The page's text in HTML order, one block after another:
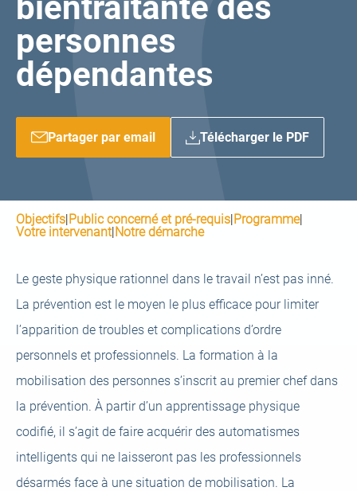
personnes
dépendantes
Partager par email Télécharger le PDF
Objectifs|Public concerné et pré-requis|Programme|
Votre intervenant|Notre démarche
Le geste physique rationnel dans le travail n’est pas inné.
La prévention est le moyen le plus efficace pour limiter
l’apparition de troubles et complications d’ordre
personnels et professionnels. La formation à la
mobilisation des personnes s’inscrit au premier chef dans
la prévention. À partir d’un apprentissage physique
codifié, il s’agit de faire acquérir des automatismes
intelligents qui ne laisseront pas les professionnels
désarmés face à une situation de mobilisation. La